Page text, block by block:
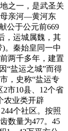
之一，是武圣关
母亲河—黄河东
公于公元前669
，运城属魏，其
。秦始皇同一中
两千多年，建置
“盐运之城”而得
，史称“盐运专
2市10县、12个省
农业类开辟
个社区。按照
数量为477。45